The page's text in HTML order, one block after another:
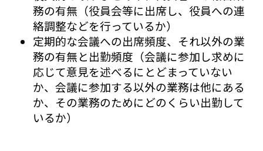
務の有無（役員会等に出席し、役員への連
絡調整などを行っているか）
定期的な会議への出席頻度、それ以外の業
務の有無と出勤頻度（会議に参加し求めに
応じて意見を述べるにとどまっていない
か、会議に参加する以外の業務は他にある
か、その業務のためにどのくらい出勤して
いるか）